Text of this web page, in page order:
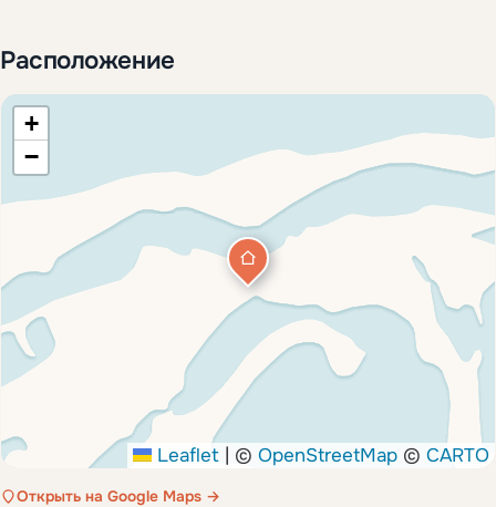
Расположение
+
−
Leaflet | © OpenStreetMap © CARTO
Открыть на Google Maps →